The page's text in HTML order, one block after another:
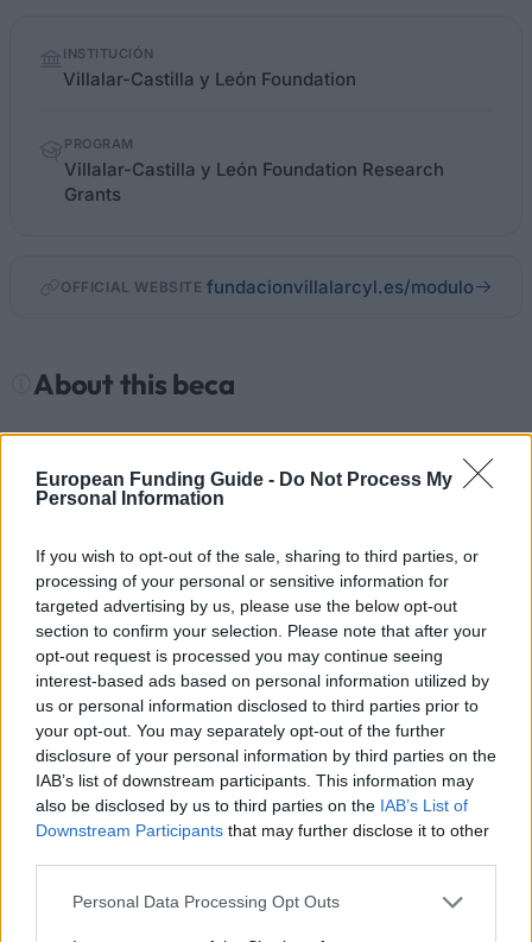
European Funding Guide - Do Not Process My
Personal Information
If you wish to opt-out of the sale, sharing to third parties, or
processing of your personal or sensitive information for
targeted advertising by us, please use the below opt-out
section to confirm your selection. Please note that after your
opt-out request is processed you may continue seeing
interest-based ads based on personal information utilized by
us or personal information disclosed to third parties prior to
your opt-out. You may separately opt-out of the further
disclosure of your personal information by third parties on the
IAB’s list of downstream participants. This information may
also be disclosed by us to third parties on the IAB’s List of
Downstream Participants that may further disclose it to other
Please note that this website/app uses one or more Google
Personal Data Processing Opt Outs
factsINSTITUCIÓN
Villalar-Castilla y León Foundation
PROGRAM
Villalar-Castilla y León Foundation Research
Grants
OFFICIAL WEBSITE fundacionvillalarcyl.es/modulo
About this beca
La Fundación Villalar-Castilla y León ofrece 7 becas
conocimiento de la realidad histórica, geográfica,
cultural, económica, antropológica, científica,
técnica o de cualquier otro tipo de la Comunidad
Autónoma de Castilla y León. Los proyectos de
investigación serán propuestos por los candidatos
sobre temas relacionados con cualquier aspecto de
la cultura, la literatura, la historia, el patrimonio, el
derecho, la ciencia y el arte o cualquier rama del
conocimiento para impulsar la identidad única de la
Comunidad Autónoma de Castilla y León. La
duración de estos trabajos de investigación es de 9